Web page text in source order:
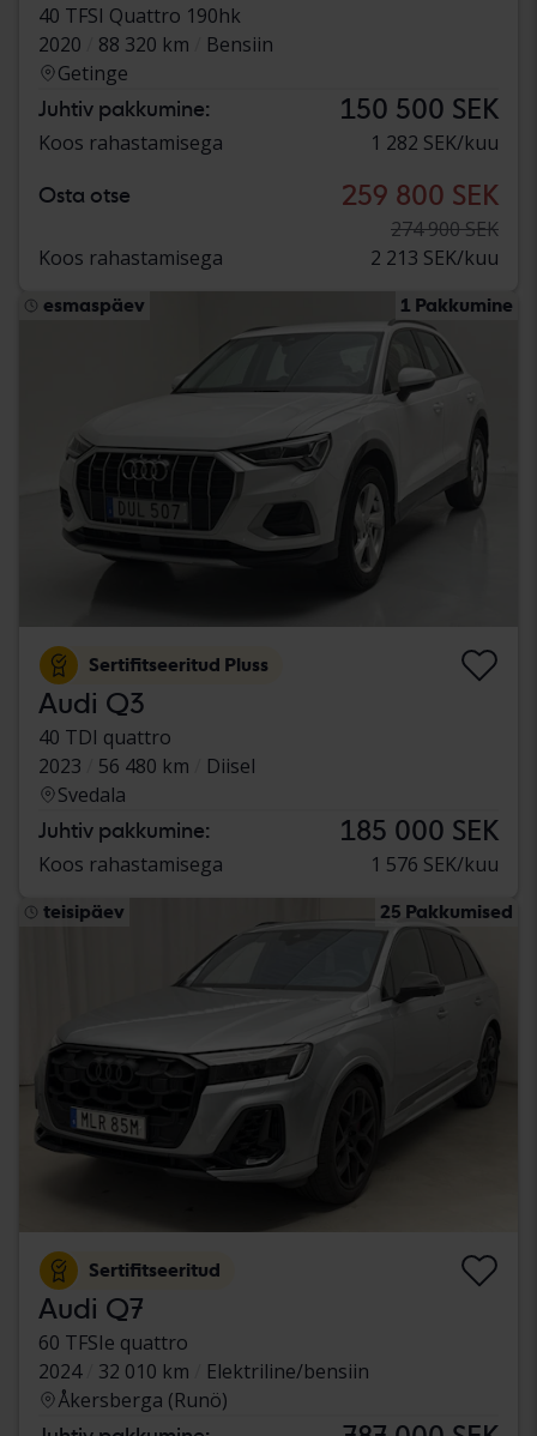
40 TFSI Quattro 190hk
2020
88 320 km
Bensiin
Getinge
Juhtiv pakkumine: 150 500 SEK
Koos rahastamisega 1 282 SEK/kuu
Osta otse 259 800 SEK
274 900 SEK
Koos rahastamisega
2 213 SEK/kuu
esmaspäev 1 Pakkumine
Sertifitseeritud Pluss
Audi Q3
40 TDI quattro
2023
56 480 km
Diisel
Svedala
Juhtiv pakkumine: 185 000 SEK
Koos rahastamisega 1 576 SEK/kuu
teisipäev 25 Pakkumised
Sertifitseeritud
Audi Q7
60 TFSIe quattro
2024
32 010 km
Elektriline/bensiin
Åkersberga (Runö)